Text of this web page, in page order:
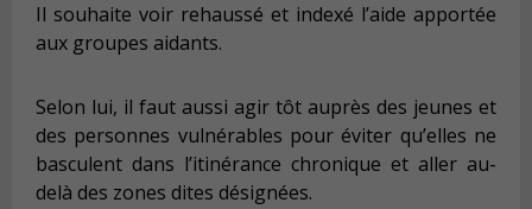
Il souhaite voir rehaussé et indexé l’aide apportée
aux groupes aidants.
Selon lui, il faut aussi agir tôt auprès des jeunes et
des personnes vulnérables pour éviter qu’elles ne
basculent dans l’itinérance chronique et aller au-
delà des zones dites désignées.